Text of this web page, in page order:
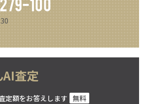
AI査定
定額をお答えします 無料